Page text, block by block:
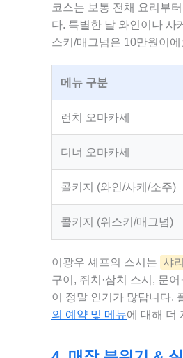
코스는 보통 전채 요리부
다. 특별한 날 와인이나 사
스키/매그넘은 10만원이에
메뉴 구분
런치 오마카세
디너 오마카세
콜키지 (와인/사케/소주)
콜키지 (위스키/매그넘)
이광우 셰프의 스시는 샤
구이, 쥐치·삼치 스시, 문
이 정말 인기가 많답니다.
의 예약 및 메뉴에 대해 더